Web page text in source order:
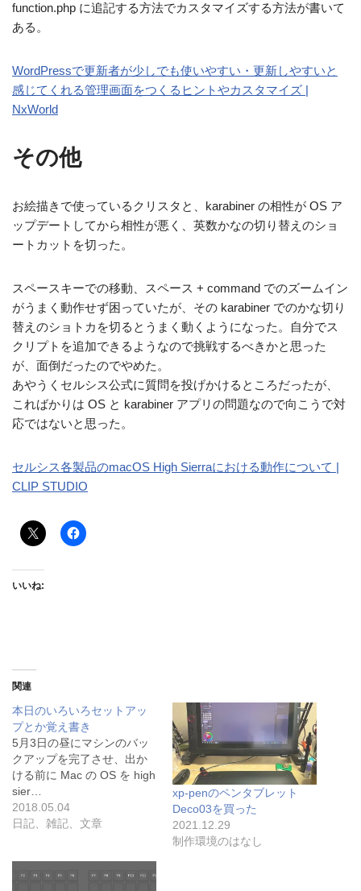
function.php に追記する方法でカスタマイズする方法が書いて
ある。
WordPressで更新者が少しでも使いやすい・更新しやすいと
感じてくれる管理画面をつくるヒントやカスタマイズ |
NxWorld
その他
お絵描きで使っているクリスタと、karabiner の相性が OS ア
ップデートしてから相性が悪く、英数かなの切り替えのショ
ートカットを切った。
スペースキーでの移動、スペース + command でのズームイン
がうまく動作せず困っていたが、その karabiner でのかな切り
替えのショトカを切るとうまく動くようになった。自分でス
クリプトを追加できるようなので挑戦するべきかと思った
が、面倒だったのでやめた。
あやうくセルシス公式に質問を投げかけるところだったが、
こればかりは OS と karabiner アプリの問題なので向こうで対
応ではないと思った。
セルシス各製品のmacOS High Sierraにおける動作について |
CLIP STUDIO
いいね:
関連
本日のいろいろセットアッ
プとか覚え書き
5月3日の昼にマシンのバッ
クアップを完了させ、出か
ける前に Mac の OS を high
sier…
2018.05.04
日記、雑記、文章
xp-penのペンタブレット
Deco03を買った
2021.12.29
制作環境のはなし